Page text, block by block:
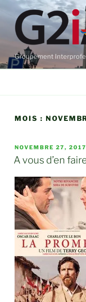
contenu
principal
Groupement
MOIS :
PUBLIÉ
LE
NOVEMBRE 27, 2017
A vous d’en